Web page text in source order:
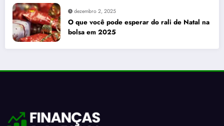
dezembro 2, 2025
O que você pode esperar do rali de Natal na
bolsa em 2025